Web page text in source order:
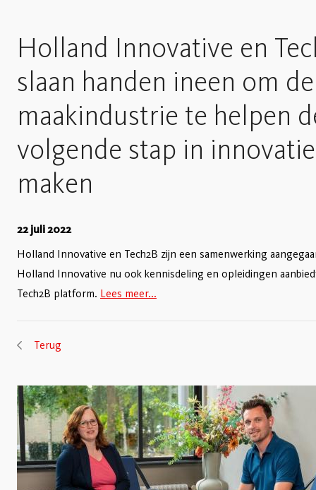
Holland Innovative en
slaan handen ineen om de
maakindustrie te helpen
volgende stap in
maken
22 juli 2022
Holland Innovative en Tech2B zijn een samenwerking
Holland Innovative nu ook kennisdeling en opleidingen
Tech2B platform. Lees meer...
Terug